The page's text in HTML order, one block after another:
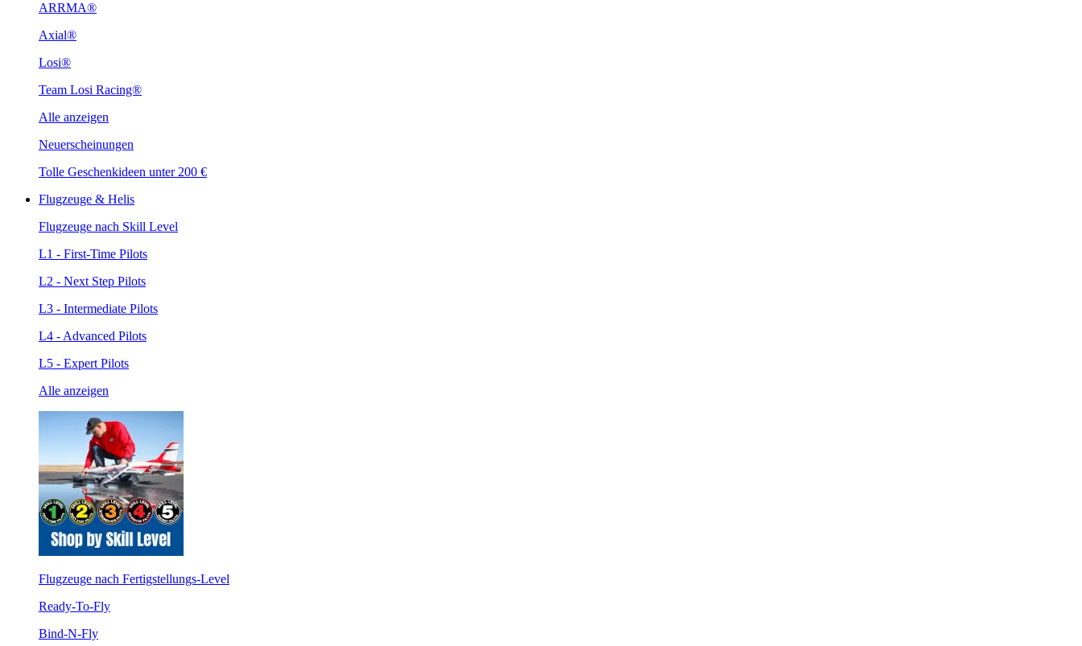
ARRMA®
Axial®
Losi®
Team Losi Racing®
Alle anzeigen
Neuerscheinungen
Tolle Geschenkideen unter 200 €
Flugzeuge & Helis
Flugzeuge nach Skill Level
L1 - First-Time Pilots
L2 - Next Step Pilots
L3 - Intermediate Pilots
L4 - Advanced Pilots
L5 - Expert Pilots
Alle anzeigen
Flugzeuge nach Fertigstellungs-Level
Ready-To-Fly
Bind-N-Fly